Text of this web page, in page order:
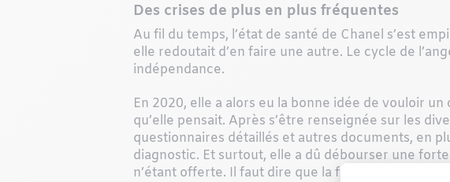
Des crises de plus en plus fréquentes
Au fil du temps, l’état de santé de Chanel s’est
elle redoutait d’en faire une autre. Le cycle de
indépendance.
En 2020, elle a alors eu la bonne idée de vouloir un
qu’elle pensait. Après s’être renseignée sur les
questionnaires détaillés et autres documents, en
diagnostic. Et surtout, elle a dû débourser une
n’étant offerte. Il faut dire que la formation de